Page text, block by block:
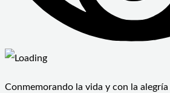
Conmemorando la vida y con la